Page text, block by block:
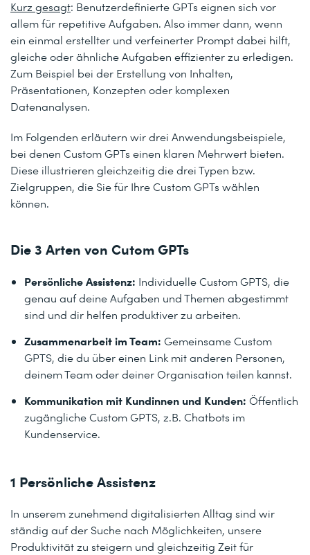
Kurz gesagt: Benutzerdefinierte GPTs eignen sich vor
allem für repetitive Aufgaben. Also immer dann, wenn
ein einmal erstellter und verfeinerter Prompt dabei hilft,
gleiche oder ähnliche Aufgaben effizienter zu erledigen.
Zum Beispiel bei der Erstellung von Inhalten,
Präsentationen, Konzepten oder komplexen
Datenanalysen.
Im Folgenden erläutern wir drei Anwendungsbeispiele,
bei denen Custom GPTs einen klaren Mehrwert bieten.
Diese illustrieren gleichzeitig die drei Typen bzw.
Zielgruppen, die Sie für Ihre Custom GPTs wählen
können.
Die 3 Arten von Cutom GPTs
Persönliche Assistenz: Individuelle Custom GPTS, die
genau auf deine Aufgaben und Themen abgestimmt
sind und dir helfen produktiver zu arbeiten.
Zusammenarbeit im Team: Gemeinsame Custom
GPTS, die du über einen Link mit anderen Personen,
deinem Team oder deiner Organisation teilen kannst.
Kommunikation mit Kundinnen und Kunden: Öffentlich
zugängliche Custom GPTS, z.B. Chatbots im
Kundenservice.
1 Persönliche Assistenz
In unserem zunehmend digitalisierten Alltag sind wir
ständig auf der Suche nach Möglichkeiten, unsere
Produktivität zu steigern und gleichzeitig Zeit für